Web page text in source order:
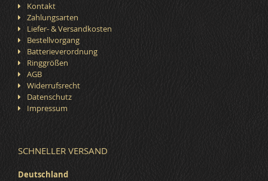
Kontakt
Zahlungsarten
Liefer- & Versandkosten
Bestellvorgang
Batterieverordnung
Ringgrößen
AGB
Widerrufsrecht
Datenschutz
Impressum
SCHNELLER VERSAND
Deutschland